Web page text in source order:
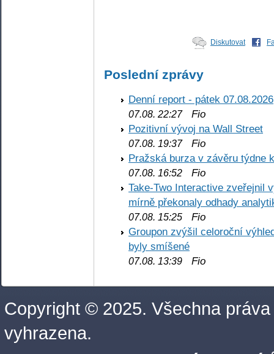
Diskutovat
Poslední zprávy
Denní report - pátek 07.08.2026
07.08. 22:27Fio
Pozitivní vývoj na Wall Street
07.08. 19:37Fio
Pražská burza v závěru týdne
07.08. 16:52 Fio
Take-Two Interactive zveřejnil
mírně překonaly odhady
07.08. 15:25 Fio
Groupon zvýšil celoroční
byly smíšené
07.08. 13:39 Fio
Copyright © 2025. Všechna práva
vyhrazena.